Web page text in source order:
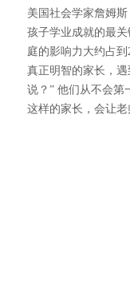
美国社会学家詹姆
孩子学业成就的最
庭的影响力大约占到
真正明智的家长，
说？” 他们从不会第
这样的家长，会让